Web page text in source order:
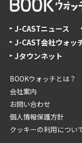
J-CASTニュース
J-CAST会社ウォッ
Jタウンネット
BOOKウォッチとは？
会社案内
お問い合わせ
個人情報保護方針
クッキーの利用につい